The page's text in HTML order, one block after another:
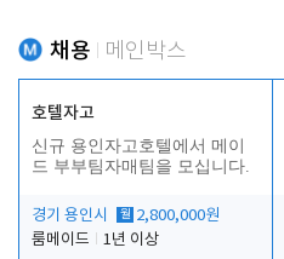
채용 메인박스
호텔자고
신규 용인자고호텔에서 메이
드 부부팀자매팀을 모십니다.
경기 용인시 월 2,800,000원
룸메이드
1년 이상